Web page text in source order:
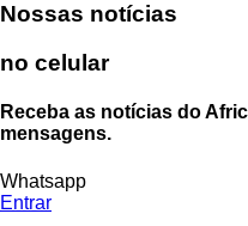
Nossas notícias
no celular
Receba as notícias do
mensagens.
Whatsapp
Entrar